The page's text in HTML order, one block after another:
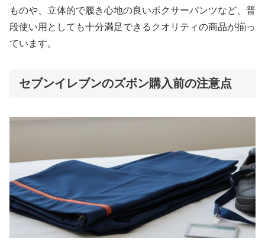
ものや、立体的で履き心地の良いボクサーパンツなど、普
段使い用としても十分満足できるクオリティの商品が揃っ
ています。
セブンイレブンのズボン購入前の注意点